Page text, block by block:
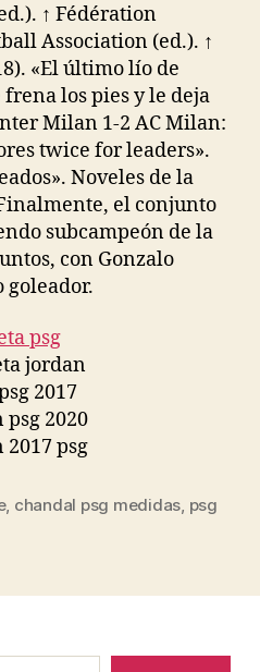
↑ Fédération
Association (ed.). ↑
«El último lío de
los pies y le deja
Milan 1-2 AC Milan:
twice for leaders».
Noveles de la
el conjunto
subcampeón de la
con Gonzalo
, chandal psg medidas, psg